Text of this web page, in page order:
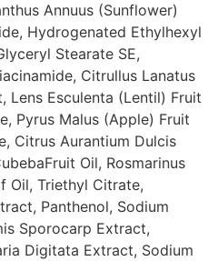
Annuus (Sunflower)
Hydrogenated Ethylhexyl
Stearate SE,
Citrullus Lanatus
Lens Esculenta (Lentil) Fruit
Pyrus Malus (Apple) Fruit
Citrus Aurantium Dulcis
Oil, Rosmarinus
Oil, Triethyl Citrate,
Panthenol, Sodium
Sporocarp Extract,
Digitata Extract, Sodium